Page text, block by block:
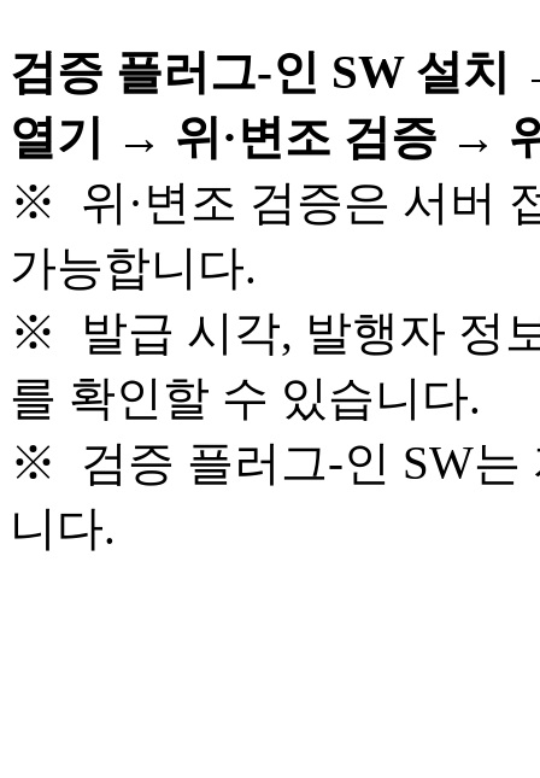
검증 플러그-인 SW 설
열기 → 위·변조 검증 →
※ 위·변조 검증은 서버
가능합니다.
※ 발급 시각, 발행자 정
를 확인할 수 있습니다.
※ 검증 플러그-인 SW는
니다.